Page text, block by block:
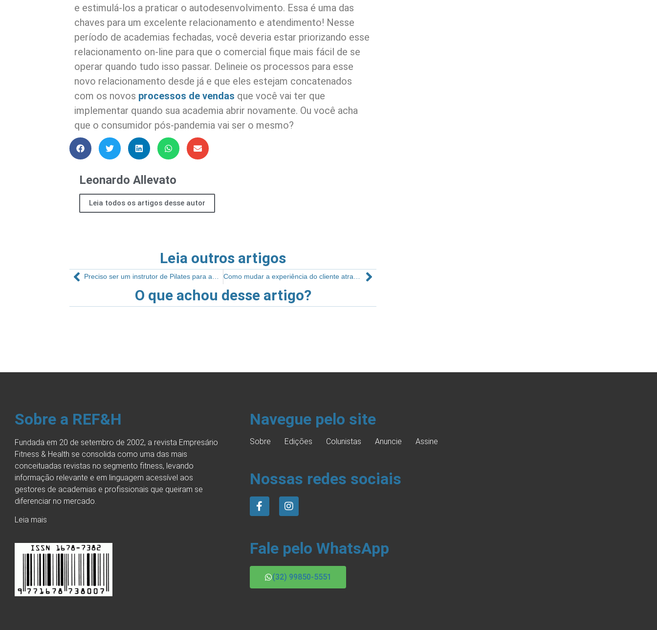
e estimulá-los a praticar o autodesenvolvimento. Essa é uma das
chaves para um excelente relacionamento e atendimento! Nesse
período de academias fechadas, você deveria estar priorizando esse
relacionamento on-line para que o comercial fique mais fácil de se
operar quando tudo isso passar. Delineie os processos para esse
novo relacionamento desde já e que eles estejam concatenados
com os novos processos de vendas que você vai ter que
implementar quando sua academia abrir novamente. Ou você acha
que o consumidor pós-pandemia vai ser o mesmo?
Leonardo Allevato
Leia todos os artigos desse autor
Leia outros artigos
Preciso ser um instrutor de Pilates para abrir um estúdio? Como mudar a experiência do cliente através da Arquitetura sem gastar quase nada
O que achou desse artigo?
Sobre a REF&H
Fundada em 20 de setembro de 2002, a revista Empresário
Fitness & Health se consolida como uma das mais
conceituadas revistas no segmento fitness, levando
informação relevante e em linguagem acessível aos
gestores de academias e profissionais que queiram se
diferenciar no mercado.
Leia mais
Navegue pelo site
Sobre Edições Colunistas Anuncie Assine
Nossas redes sociais
Fale pelo WhatsApp
(32) 99850-5551